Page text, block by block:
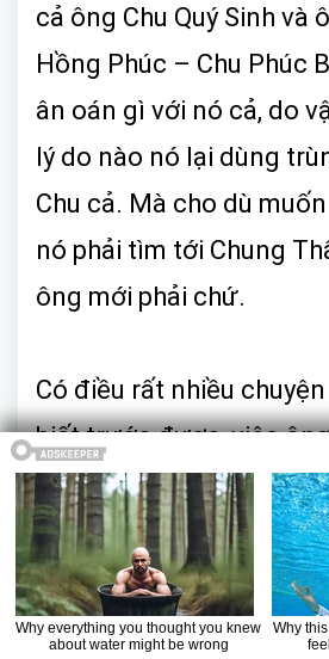
Trở về truyện Chương trước Mục lục
cả ông Chu Quý Sinh và
Hồng Phúc – Chu Phúc
ân oán gì với nó cả, do
lý do nào nó lại dùng
Chu cả. Mà cho dù
nó phải tìm tới Chung
ông mới phải chứ.
Có điều rất nhiều
biết trước được, việc
chết bằng trùng độc rất
khúc dạo đầu. Rất có
dùng trùng độc hại chết
là để cánh cáo Chung